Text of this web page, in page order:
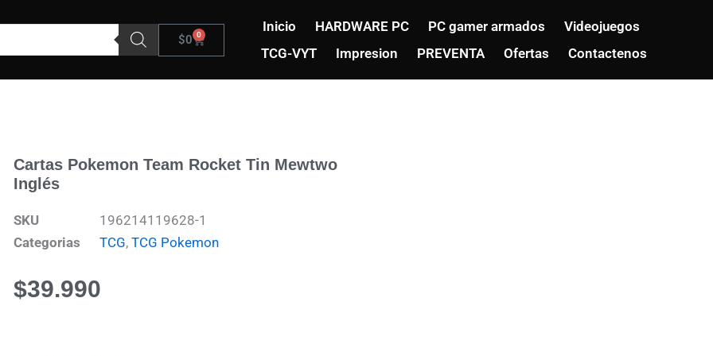
$0 0
Carrito
Inicio HARDWARE PC PC gamer armados
Videojuegos
TCG-VYT
Impresion PREVENTA Ofertas Contactenos
Cartas Pokemon Team Rocket Tin Mewtwo
Inglés
SKU
196214119628-1
Categorias
TCG, TCG Pokemon
$39.990